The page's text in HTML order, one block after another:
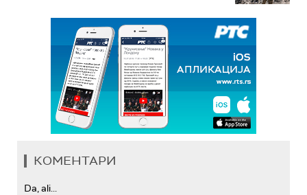
КОМЕНТАРИ
Da, ali...